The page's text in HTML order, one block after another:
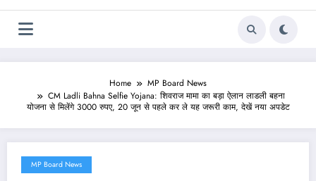
Home
MP Board News
CM Ladli Bahna Selfie Yojana: शिवराज मामा का बड़ा ऐलान लाडली बहना
योजना से मिलेंगे 3000 रुपए, 20 जून से पहले कर ले यह जरूरी काम, देखें नया अपडेट
MP Board News